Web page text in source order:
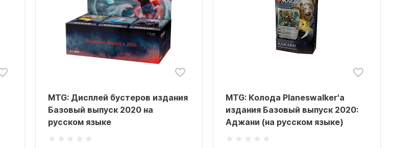
MTG: Дисплей бустеров издания
Базовый выпуск 2020 на
русском языке
MTG: Колода Planeswalker'а
издания Базовый выпуск 2020:
Аджани (на русском языке)